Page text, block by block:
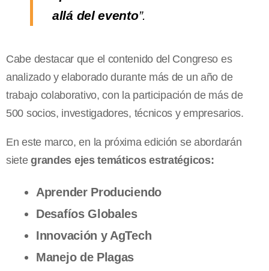
allá del evento”.
Cabe destacar que el contenido del Congreso es
analizado y elaborado durante más de un año de
trabajo colaborativo, con la participación de más de
500 socios, investigadores, técnicos y empresarios.
En este marco, en la próxima edición se abordarán
sietegrandes ejes temáticos estratégicos:
Aprender Produciendo
Desafíos Globales
Innovación y AgTech
Manejo de Plagas